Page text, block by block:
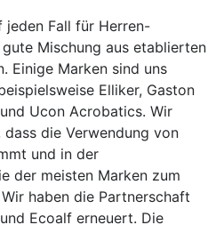
jeden Fall für Herren-
Mischung aus etablierten
Einige Marken sind uns
Elliker, Gaston
Ucon Acrobatics. Wir
die Verwendung von
und in der
der meisten Marken zum
haben die Partnerschaft
Ecoalf erneuert. Die